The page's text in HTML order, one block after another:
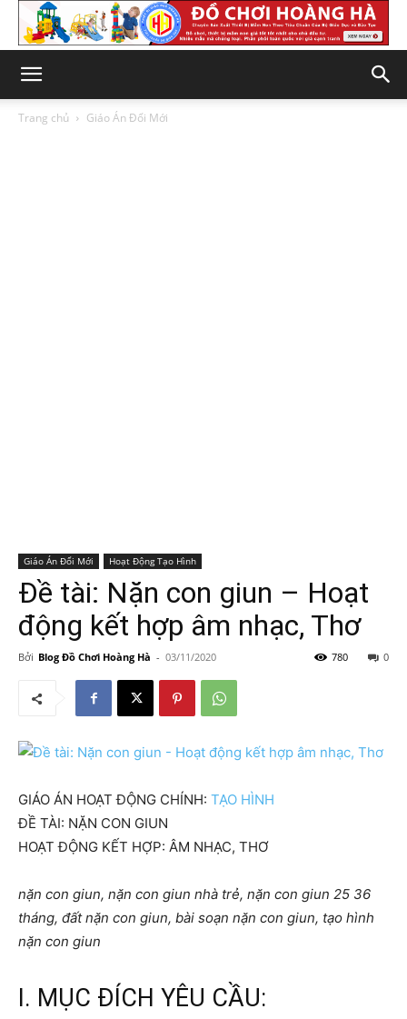
Trang chủ Giáo Án Đổi Mới
Giáo Án Đổi Mới Hoạt Động Tạo Hình
Đề tài: Nặn con giun – Hoạt
động kết hợp âm nhạc, Thơ
Bởi Blog Đồ Chơi Hoàng Hà - 03/11/2020 0
780
GIÁO ÁN HOẠT ĐỘNG CHÍNH: TẠO HÌNH
ĐỀ TÀI: NẶN CON GIUN
HOẠT ĐỘNG KẾT HỢP: ÂM NHẠC, THƠ
nặn con giun, nặn con giun nhà trẻ, nặn con giun 25 36
tháng, đất nặn con giun, bài soạn nặn con giun, tạo hình
nặn con giun
I. MỤC ĐÍCH YÊU CẦU: